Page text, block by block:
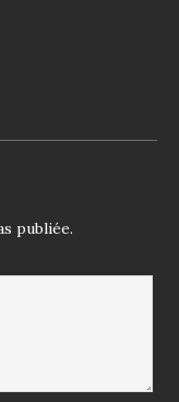
publiée.